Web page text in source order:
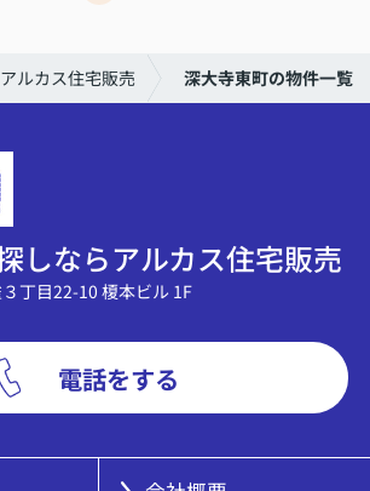
ルカス住宅販売 深大寺東町の物件一覧
しならアルカス住宅販売
丁目22-10 榎本ビル 1F
電話をする